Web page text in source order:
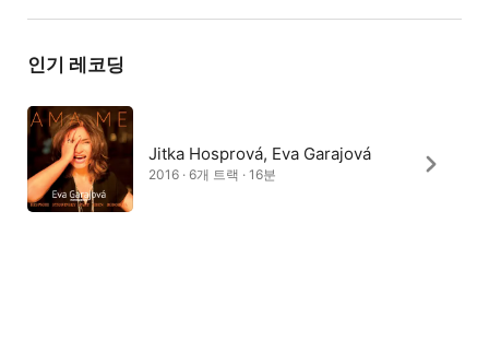
인기 레코딩
Jitka Hosprová, Eva Garajová
2016 · 6개 트랙 · 16분